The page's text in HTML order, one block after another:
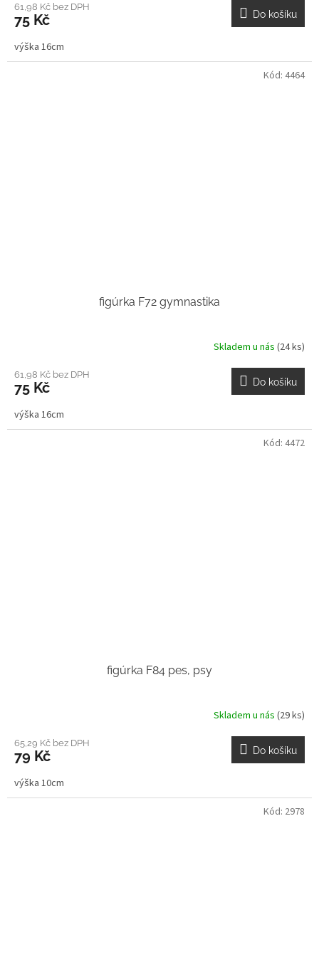
61,98 Kč bez DPH
75 Kč Do košíku
výška 16cm
figúrka F72 gymnastika
Skladem u nás (24 ks)
61,98 Kč bez DPH
75 Kč Do košíku
výška 16cm
Kód: 4464
figúrka F84 pes, psy
Skladem u nás (29 ks)
65,29 Kč bez DPH
79 Kč Do košíku
výška 10cm
Kód: 4472
Kód: 2978